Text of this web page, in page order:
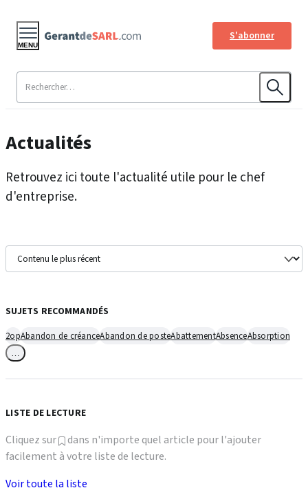
S'abonner
MENU
Actualités
Retrouvez ici toute l'actualité utile pour le chef
d'entreprise.
SUJETS RECOMMANDÉS
2opAbandon de créanceAbandon de posteAbattementAbsenceAbsorption
LISTE DE LECTURE
Cliquez sur
dans n'importe quel article pour l'ajouter
facilement à votre liste de lecture.
Voir toute la liste